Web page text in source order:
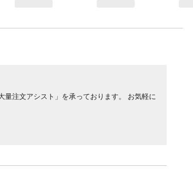
量注文アシスト」を承っております。 お気軽に